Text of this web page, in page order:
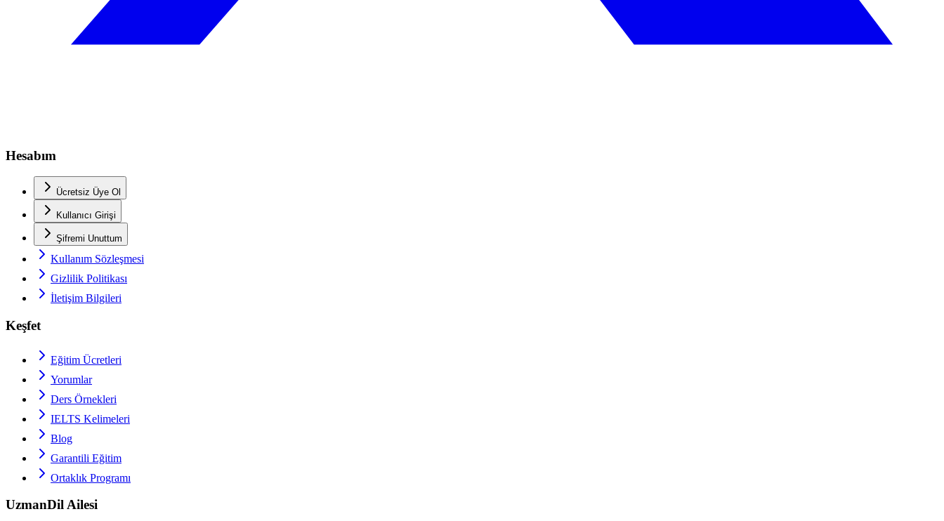
Hesabım
Ücretsiz Üye Ol
Kullanıcı Girişi
Şifremi Unuttum
Kullanım Sözleşmesi
Gizlilik Politikası
İletişim Bilgileri
Keşfet
Eğitim Ücretleri
Yorumlar
Ders Örnekleri
IELTS Kelimeleri
Blog
Garantili Eğitim
Ortaklık Programı
UzmanDil Ailesi